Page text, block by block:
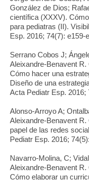
González de Dios;
científica (XXXV).
para pediatras (II).
Esp. 2016; 74(7): e159-
Serrano Cobos J;
Aleixandre-Benavent
Cómo hacer una
Diseño de una
Acta Pediatr Esp. 2016;
Alonso-Arroyo A;
Aleixandre-Benavent
papel de las redes
Pediatr Esp. 2016;
Navarro-Molina, C;
Aleixandre-Benavent
Cómo elaborar un